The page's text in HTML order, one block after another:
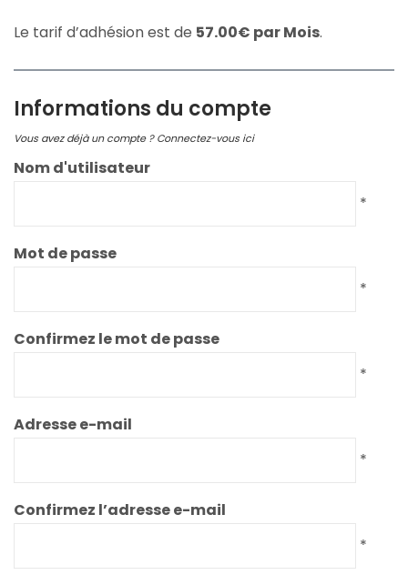
Le tarif d’adhésion est de 57.00€ par Mois.
Informations du compte
Vous avez déjà un compte ?Connectez-vous ici
Nom d'utilisateur
*
Mot de passe
*
Confirmez le mot de passe
*
Adresse e-mail
*
Confirmez l’adresse e-mail
*